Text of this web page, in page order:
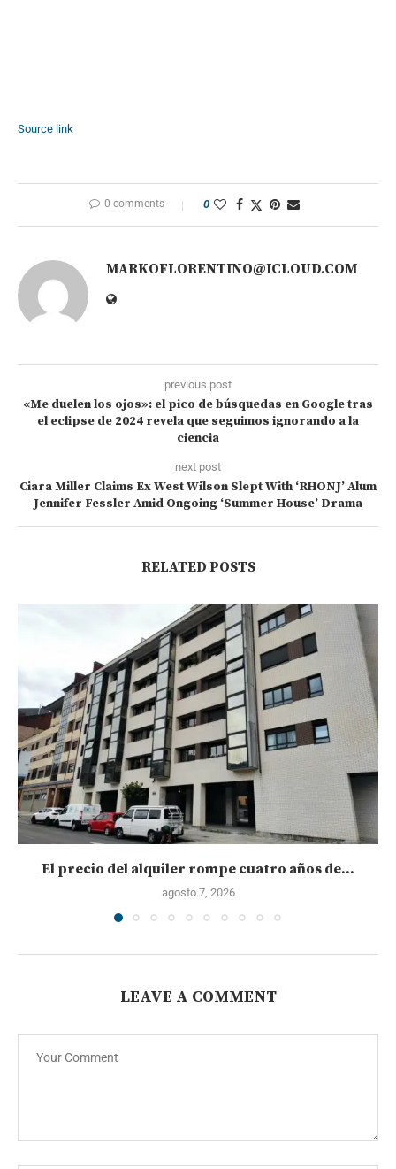
Source link
0 comments 0
MARKOFLORENTINO@ICLOUD.COM
previous post
«Me duelen los ojos»: el pico de búsquedas en Google tras
el eclipse de 2024 revela que seguimos ignorando a la
ciencia
next post
Ciara Miller Claims Ex West Wilson Slept With ‘RHONJ’ Alum
Jennifer Fessler Amid Ongoing ‘Summer House’ Drama
RELATED POSTS
El precio del alquiler rompe cuatro años de...
agosto 7, 2026
LEAVE A COMMENT